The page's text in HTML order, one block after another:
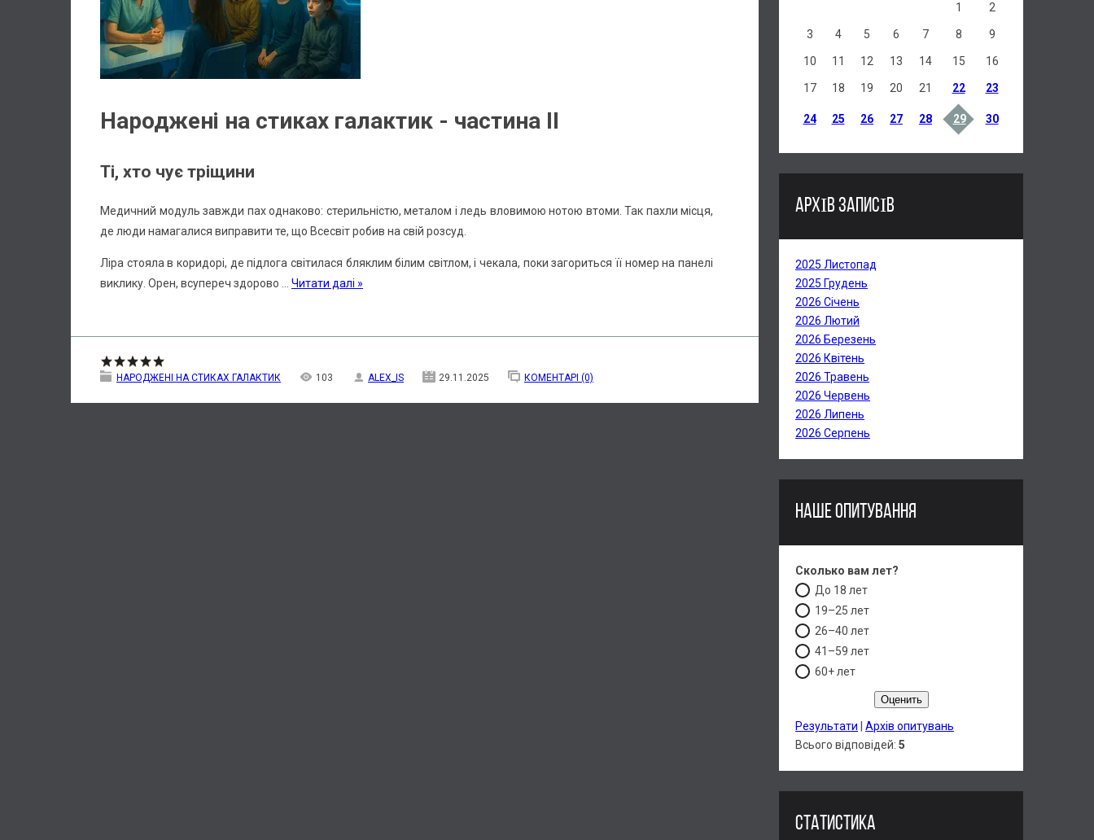
Народжені на стиках галактик - частина II
Ті, хто чує тріщини
Медичний модуль завжди пах однаково: стерильністю, металом і ледь вловимою нотою втоми. Так пахли місця,
де люди намагалися виправити те, що Всесвіт робив на свій розсуд.
Ліра стояла в коридорі, де підлога світилася бляклим білим світлом, і чекала, поки загориться її номер на панелі
виклику. Орен, всупереч здорово
Читати далі »
НАРОДЖЕНІ НА СТИКАХ ГАЛАКТИК 103 ALEX_IS 29.11.2025 КОМЕНТАРІ (0)
1
2
3 4 5 6 7 8 9
10 11 12 13 14 15 16
17 18 19 20 21 22 23
24 25 26 27 28 29 30
АРХІВ ЗАПИСІВ
2025 Листопад
2025 Грудень
2026 Січень
2026 Лютий
2026 Березень
2026 Квітень
2026 Травень
2026 Червень
2026 Липень
2026 Серпень
НАШЕ ОПИТУВАННЯ
Сколько вам лет?
До 18 лет
19–25 лет
26–40 лет
41–59 лет
60+ лет
Результати
Архів опитувань
Всього відповідей: 5
СТАТИСТИКА